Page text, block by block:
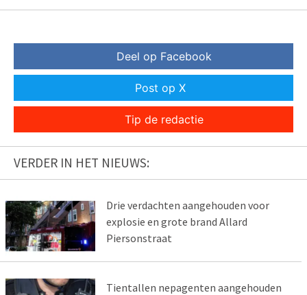
Deel op Facebook
Post op X
Tip de redactie
VERDER IN HET NIEUWS:
Drie verdachten aangehouden voor
explosie en grote brand Allard
Piersonstraat
Tientallen nepagenten aangehouden